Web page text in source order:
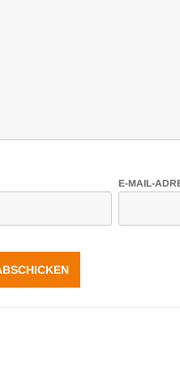
E-MAIL-